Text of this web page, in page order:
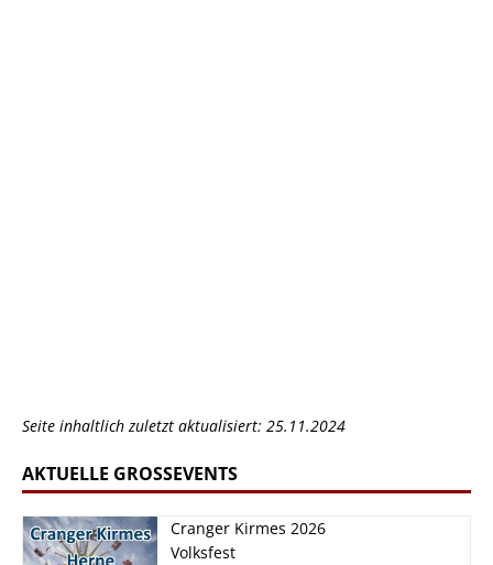
Seite inhaltlich zuletzt aktualisiert: 25.11.2024
AKTUELLE GROSSEVENTS
Cranger Kirmes 2026
Volksfest